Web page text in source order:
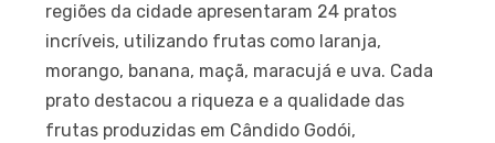
regiões da cidade apresentaram 24 pratos
incríveis, utilizando frutas como laranja,
morango, banana, maçã, maracujá e uva. Cada
prato destacou a riqueza e a qualidade das
frutas produzidas em Cândido Godói,